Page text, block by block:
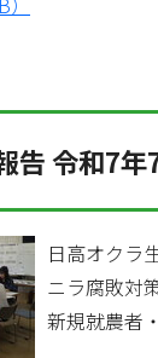
告 令和7年
日高オクラ
ニラ腐敗対
新規就農者